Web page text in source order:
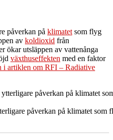
påverkan på klimatet som flyg
av koldioxid från
ökar utsläppen av vattenånga
växthuseffekten med en faktor
i artiklen om RFI – Radiative
påverkan på klimatet som